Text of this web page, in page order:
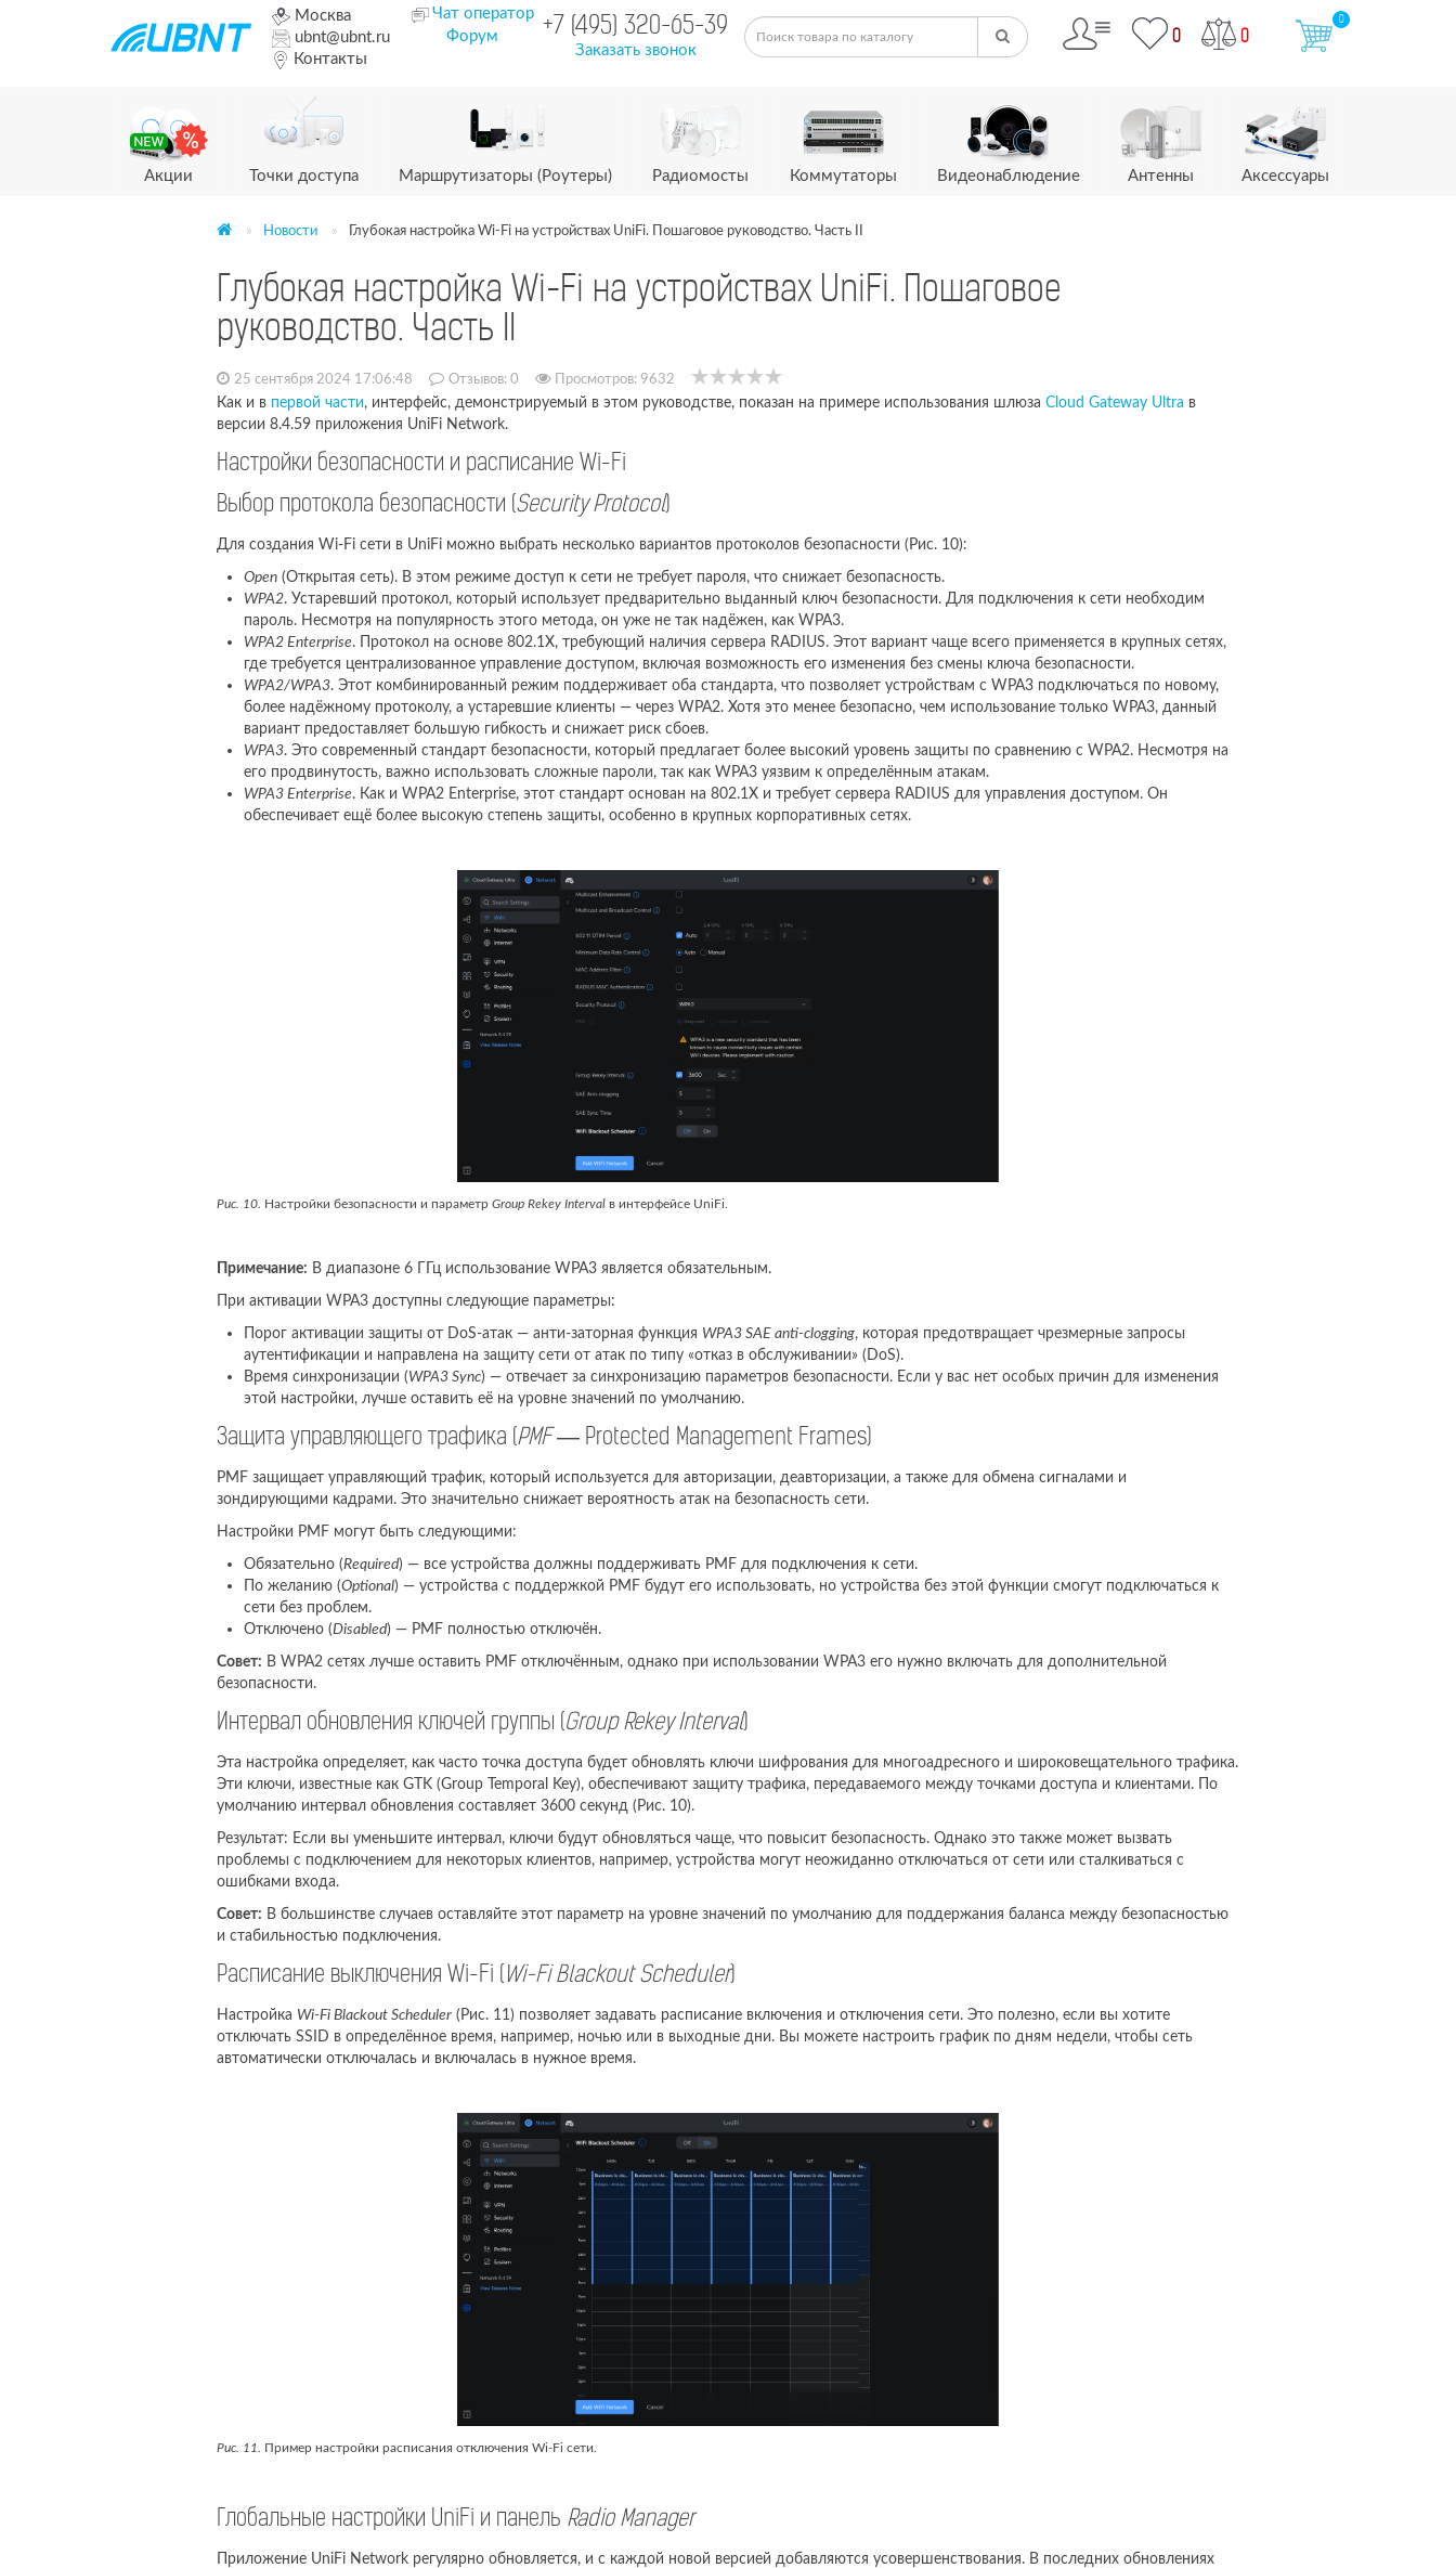
Москва
ubnt@ubnt.ru
Контакты
Чат оператор
Форум
+7 (495) 320-65-39
Заказать звонок
0 0
0
Акции Точки доступа Маршрутизаторы (Роутеры) Радиомосты Коммутаторы Видеонаблюдение Антенны Аксессуары
Новости Глубокая настройка Wi-Fi на устройствах UniFi. Пошаговое руководство. Часть II
Глубокая настройка Wi-Fi на устройствах UniFi. Пошаговое
руководство. Часть II
25 сентября 2024 17:06:48 Отзывов: 0 Просмотров: 9632
Как и в первой части, интерфейс, демонстрируемый в этом руководстве, показан на примере использования шлюза Cloud Gateway Ultra в
версии 8.4.59 приложения UniFi Network.
Настройки безопасности и расписание Wi-Fi
Выбор протокола безопасности (Security Protocol)
Для создания Wi-Fi сети в UniFi можно выбрать несколько вариантов протоколов безопасности (Рис. 10):
Open(Открытая сеть). В этом режиме доступ к сети не требует пароля, что снижает безопасность.
WPA2. Устаревший протокол, который использует предварительно выданный ключ безопасности. Для подключения к сети необходим
пароль. Несмотря на популярность этого метода, он уже не так надёжен, как WPA3.
WPA2 Enterprise. Протокол на основе 802.1X, требующий наличия сервера RADIUS. Этот вариант чаще всего применяется в крупных сетях,
где требуется централизованное управление доступом, включая возможность его изменения без смены ключа безопасности.
WPA2/WPA3. Этот комбинированный режим поддерживает оба стандарта, что позволяет устройствам с WPA3 подключаться по новому,
более надёжному протоколу, а устаревшие клиенты — через WPA2. Хотя это менее безопасно, чем использование только WPA3, данный
вариант предоставляет большую гибкость и снижает риск сбоев.
WPA3. Это современный стандарт безопасности, который предлагает более высокий уровень защиты по сравнению с WPA2. Несмотря на
его продвинутость, важно использовать сложные пароли, так как WPA3 уязвим к определённым атакам.
WPA3 Enterprise. Как и WPA2 Enterprise, этот стандарт основан на 802.1X и требует сервера RADIUS для управления доступом. Он
обеспечивает ещё более высокую степень защиты, особенно в крупных корпоративных сетях.
Рис. 10. Настройки безопасности и параметр Group Rekey Intervalв интерфейсе UniFi.
Примечание: В диапазоне 6 ГГц использование WPA3 является обязательным.
При активации WPA3 доступны следующие параметры:
Порог активации защиты от DoS-атак — анти-заторная функция WPA3 SAE anti-clogging, которая предотвращает чрезмерные запросы
аутентификации и направлена на защиту сети от атак по типу «отказ в обслуживании» (DoS).
Время синхронизации (WPA3 Sync) — отвечает за синхронизацию параметров безопасности. Если у вас нет особых причин для изменения
этой настройки, лучше оставить её на уровне значений по умолчанию.
Защита управляющего трафика (PMF— Protected Management Frames)
PMF защищает управляющий трафик, который используется для авторизации, деавторизации, а также для обмена сигналами и
зондирующими кадрами. Это значительно снижает вероятность атак на безопасность сети.
Настройки PMF могут быть следующими:
Обязательно (Required) — все устройства должны поддерживать PMF для подключения к сети.
По желанию (Optional) — устройства с поддержкой PMF будут его использовать, но устройства без этой функции смогут подключаться к
сети без проблем.
Отключено (Disabled) — PMF полностью отключён.
Совет: В WPA2 сетях лучше оставить PMF отключённым, однако при использовании WPA3 его нужно включать для дополнительной
безопасности.
Интервал обновления ключей группы (Group Rekey Interval)
Эта настройка определяет, как часто точка доступа будет обновлять ключи шифрования для многоадресного и широковещательного трафика.
Эти ключи, известные как GTK (Group Temporal Key), обеспечивают защиту трафика, передаваемого между точками доступа и клиентами. По
умолчанию интервал обновления составляет 3600 секунд (Рис. 10).
Результат: Если вы уменьшите интервал, ключи будут обновляться чаще, что повысит безопасность. Однако это также может вызвать
проблемы с подключением для некоторых клиентов, например, устройства могут неожиданно отключаться от сети или сталкиваться с
ошибками входа.
Совет: В большинстве случаев оставляйте этот параметр на уровне значений по умолчанию для поддержания баланса между безопасностью
и стабильностью подключения.
Расписание выключения Wi-Fi (Wi-Fi Blackout Scheduler)
Настройка Wi-Fi Blackout Scheduler(Рис. 11) позволяет задавать расписание включения и отключения сети. Это полезно, если вы хотите
отключать SSID в определённое время, например, ночью или в выходные дни. Вы можете настроить график по дням недели, чтобы сеть
автоматически отключалась и включалась в нужное время.
Рис. 11. Пример настройки расписания отключения Wi-Fi сети.
Глобальные настройки UniFi и панель Radio Manager
Приложение UniFi Network регулярно обновляется, и с каждой новой версией добавляются усовершенствования. В последних обновлениях